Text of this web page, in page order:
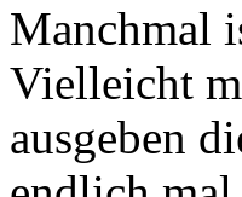
Manchmal
Vielleicht
ausgeben